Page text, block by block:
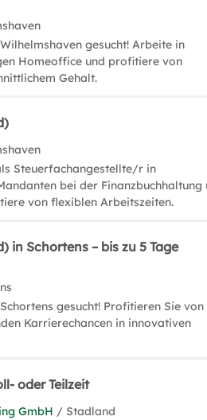
gesucht! Arbeite in
Homeoffice und profitiere von
Gehalt.
Steuerfachangestellte/r in
bei der Finanzbuchhaltung
von flexiblen Arbeitszeiten.
Schortens – bis zu 5 Tage
gesucht! Profitieren Sie von
Karrierechancen in innovativen
oder Teilzeit
GmbH / Stadland